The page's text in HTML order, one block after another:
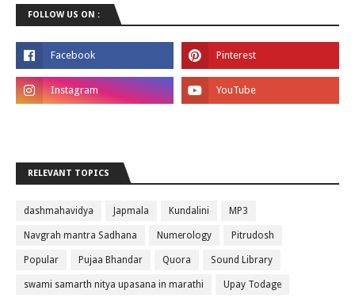
FOLLOW US ON :
RELEVANT TOPICS
dashmahavidya Japmala Kundalini MP3
Navgrah mantra Sadhana Numerology Pitrudosh
Popular Pujaa Bhandar Quora Sound Library
swami samarth nitya upasana in marathi Upay Todage